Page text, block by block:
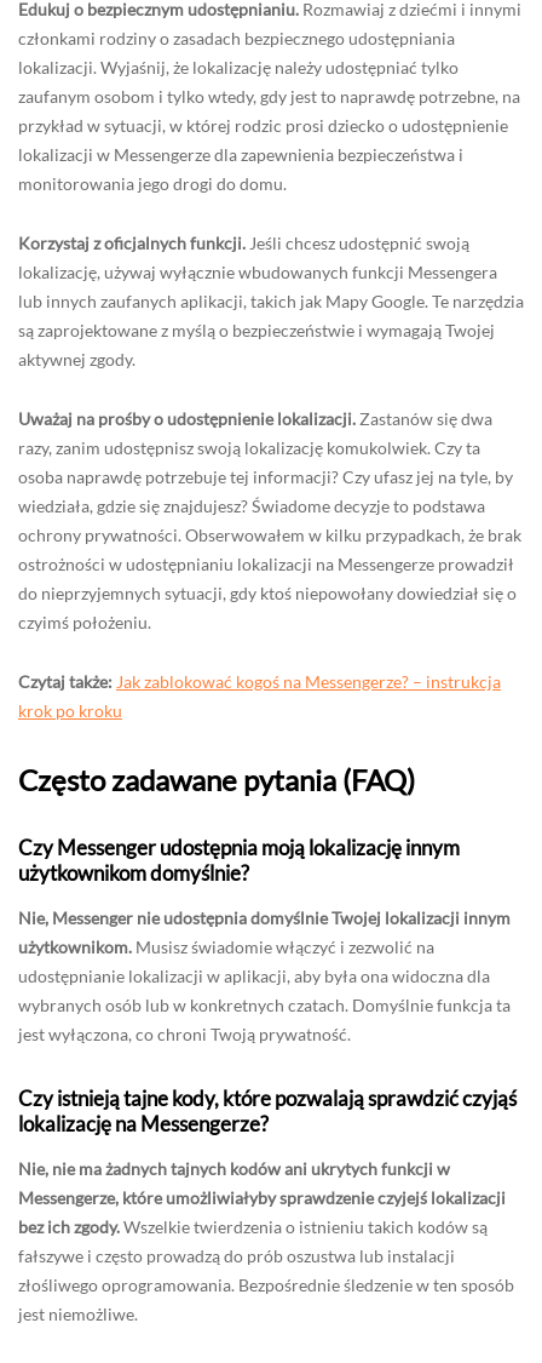
Edukuj o bezpiecznym udostępnianiu. Rozmawiaj z dziećmi i innymi
członkami rodziny o zasadach bezpiecznego udostępniania
lokalizacji. Wyjaśnij, że lokalizację należy udostępniać tylko
zaufanym osobom i tylko wtedy, gdy jest to naprawdę potrzebne, na
przykład w sytuacji, w której rodzic prosi dziecko o udostępnienie
lokalizacji w Messengerze dla zapewnienia bezpieczeństwa i
monitorowania jego drogi do domu.
Korzystaj z oficjalnych funkcji. Jeśli chcesz udostępnić swoją
lokalizację, używaj wyłącznie wbudowanych funkcji Messengera
lub innych zaufanych aplikacji, takich jak Mapy Google. Te narzędzia
są zaprojektowane z myślą o bezpieczeństwie i wymagają Twojej
aktywnej zgody.
Uważaj na prośby o udostępnienie lokalizacji. Zastanów się dwa
razy, zanim udostępnisz swoją lokalizację komukolwiek. Czy ta
osoba naprawdę potrzebuje tej informacji? Czy ufasz jej na tyle, by
wiedziała, gdzie się znajdujesz? Świadome decyzje to podstawa
ochrony prywatności. Obserwowałem w kilku przypadkach, że brak
ostrożności w udostępnianiu lokalizacji na Messengerze prowadził
do nieprzyjemnych sytuacji, gdy ktoś niepowołany dowiedział się o
czyimś położeniu.
Czytaj także: Jak zablokować kogoś na Messengerze? – instrukcja
krok po kroku
Często zadawane pytania (FAQ)
Czy Messenger udostępnia moją lokalizację innym
użytkownikom domyślnie?
Nie, Messenger nie udostępnia domyślnie Twojej lokalizacji innym
użytkownikom. Musisz świadomie włączyć i zezwolić na
udostępnianie lokalizacji w aplikacji, aby była ona widoczna dla
wybranych osób lub w konkretnych czatach. Domyślnie funkcja ta
jest wyłączona, co chroni Twoją prywatność.
Czy istnieją tajne kody, które pozwalają sprawdzić czyjąś
lokalizację na Messengerze?
Nie, nie ma żadnych tajnych kodów ani ukrytych funkcji w
Messengerze, które umożliwiałyby sprawdzenie czyjejś lokalizacji
bez ich zgody.Wszelkie twierdzenia o istnieniu takich kodów są
fałszywe i często prowadzą do prób oszustwa lub instalacji
złośliwego oprogramowania. Bezpośrednie śledzenie w ten sposób
jest niemożliwe.